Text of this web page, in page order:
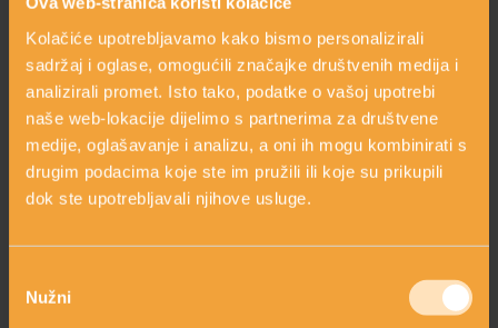
Kolačiće upotrebljavamo kako bismo personalizirali
sadržaj i oglase, omogućili značajke društvenih medija i
analizirali promet. Isto tako, podatke o vašoj upotrebi
naše web-lokacije dijelimo s partnerima za društvene
medije, oglašavanje i analizu, a oni ih mogu kombinirati s
drugim podacima koje ste im pružili ili koje su prikupili
dok ste upotrebljavali njihove usluge.
pristanka
Nužni
mogu doprinijeti obnovi i revitalizaciji kože, čime se
smanjuju znakovi starenja.
Antioksidativna svojstva:
Matične stanice biljaka često
sadrže antioksidante koji pomažu u zaštiti kože od
oksidativnog stresa. Slobodni radikali mogu uzrokovati
oštećenja stanica kože i pridonijeti procesu starenja, pa
antioksidativna svojstva matičnih stanica mogu imati
koristi u prevenciji tih šteta.
Hidratacija i očuvanje elastičnosti:
proteina koji održavaju čvrstoću i elastičnost kože. Ovo
finih linija.
Matične stanice biljaka